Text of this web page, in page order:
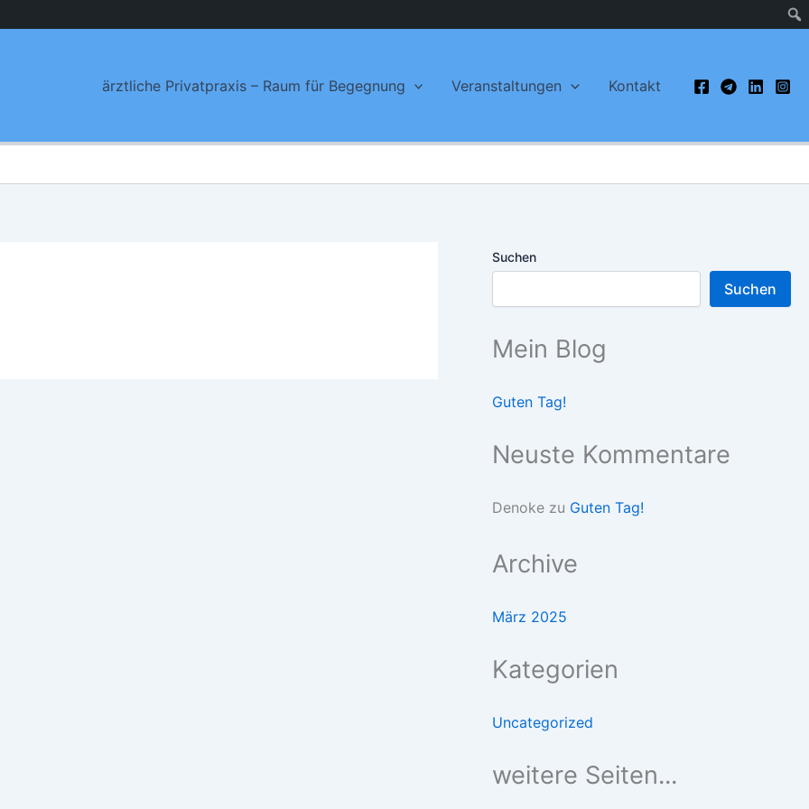
ärztliche Privatpraxis – Raum für Begegnung Veranstaltungen Kontakt
Suchen
Suchen
Mein Blog
Guten Tag!
Neuste Kommentare
Denokezu Guten Tag!
Archive
März 2025
Kategorien
Uncategorized
weitere Seiten...